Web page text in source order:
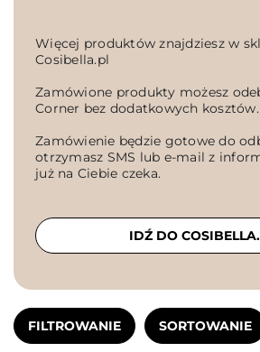
FILTROWANIE SORTOWANIE
Więcej produktów znajdziesz w
Cosibella.pl
Zamówione produkty możesz
Corner bez dodatkowych kosztów.
Zamówienie będzie gotowe do
otrzymasz SMS lub e-mail z
już na Ciebie czeka.
IDŹ DO